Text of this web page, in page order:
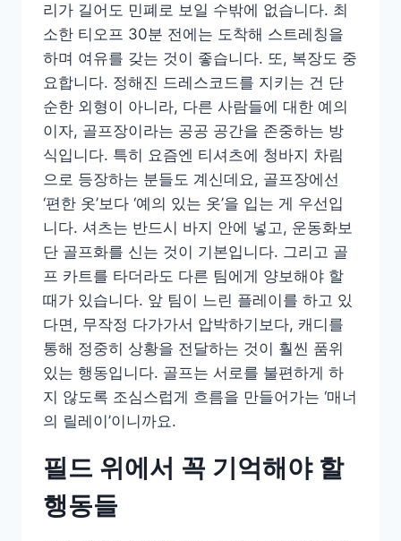
리가 길어도 민폐로 보일 수밖에 없습니다. 최
소한 티오프 30분 전에는 도착해 스트레칭을
하며 여유를 갖는 것이 좋습니다. 또, 복장도 중
요합니다. 정해진 드레스코드를 지키는 건 단
순한 외형이 아니라, 다른 사람들에 대한 예의
이자, 골프장이라는 공공 공간을 존중하는 방
식입니다. 특히 요즘엔 티셔츠에 청바지 차림
으로 등장하는 분들도 계신데요, 골프장에선
‘편한 옷’보다 ‘예의 있는 옷’을 입는 게 우선입
니다. 셔츠는 반드시 바지 안에 넣고, 운동화보
단 골프화를 신는 것이 기본입니다. 그리고 골
프 카트를 타더라도 다른 팀에게 양보해야 할
때가 있습니다. 앞 팀이 느린 플레이를 하고 있
다면, 무작정 다가가서 압박하기보다, 캐디를
통해 정중히 상황을 전달하는 것이 훨씬 품위
있는 행동입니다. 골프는 서로를 불편하게 하
지 않도록 조심스럽게 흐름을 만들어가는 ‘매너
의 릴레이’이니까요.
필드 위에서 꼭 기억해야 할
행동들